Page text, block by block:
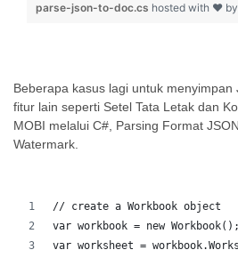
parse-json-to-doc.cs hosted with ❤ by
Beberapa kasus lagi untuk menyimpan
fitur lain seperti Setel Tata Letak dan
MOBI melalui C#, Parsing Format
Watermark.
// create a Workbook object
var workbook = new Workbook();
var worksheet =